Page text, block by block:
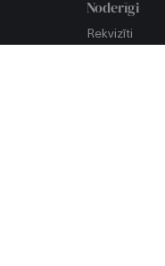
Noderīgi
Rekvizīti